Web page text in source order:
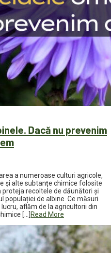
Dacă nu prevenim
a numeroase culturi agricole,
și alte subtanțe chimice folosite
recoltele de dăunători și
populației de albine. Ce măsuri
aflăm de la agricultorii din
[…]
Read More